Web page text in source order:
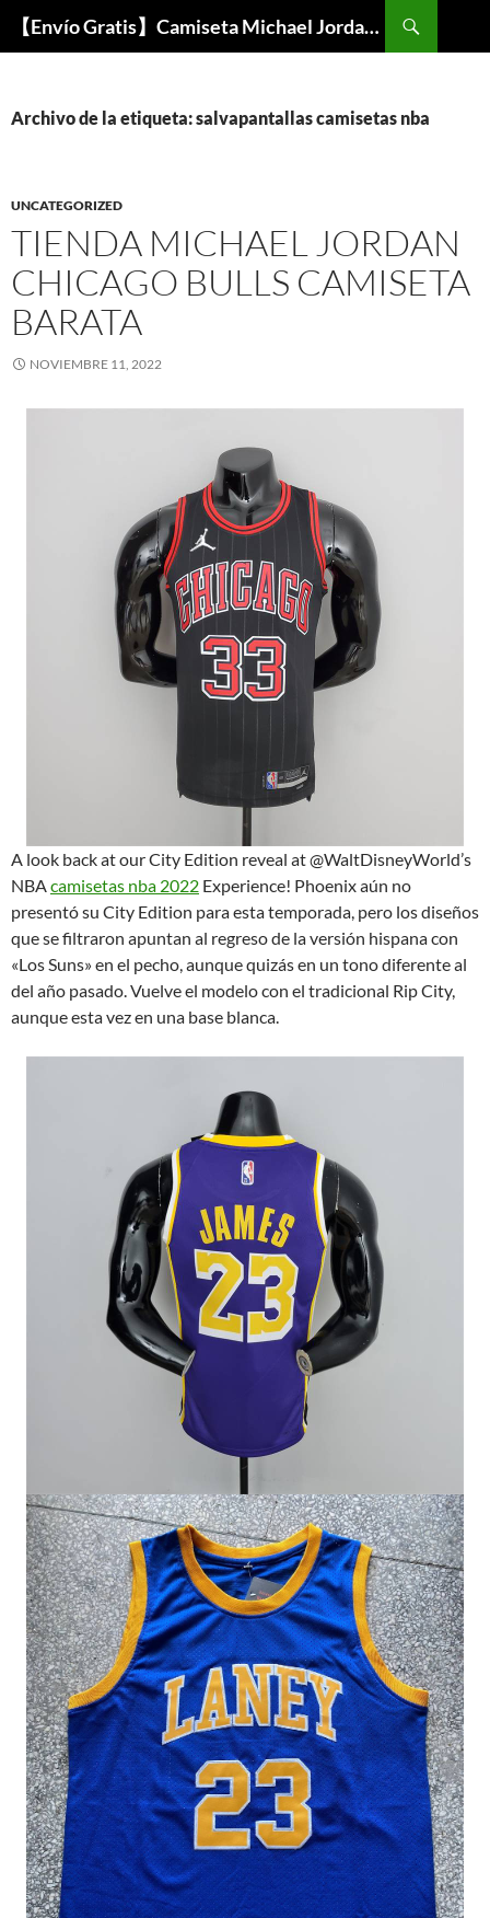
【Envío Gratis】Camiseta Michael Jordan NBA Barata
Buscar
Archivo de la etiqueta: salvapantallas camisetas nba
UNCATEGORIZED
TIENDA MICHAEL JORDAN
CHICAGO BULLS CAMISETA
BARATA
NOVIEMBRE 11, 2022
A look back at our City Edition reveal at @WaltDisneyWorld’s
NBAcamisetas nba 2022 Experience! Phoenix aún no
presentó su City Edition para esta temporada, pero los diseños
que se filtraron apuntan al regreso de la versión hispana con
«Los Suns» en el pecho, aunque quizás en un tono diferente al
del año pasado. Vuelve el modelo con el tradicional Rip City,
aunque esta vez en una base blanca.